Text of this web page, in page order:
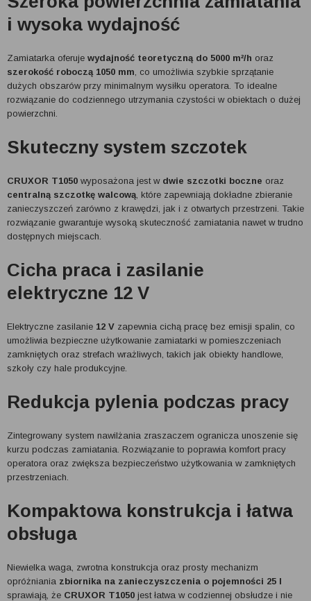
i wysoka wydajność
Zamiatarka oferuje wydajność teoretyczną do 5000 m²/h oraz
szerokość roboczą 1050 mm, co umożliwia szybkie sprzątanie
dużych obszarów przy minimalnym wysiłku operatora. To idealne
rozwiązanie do codziennego utrzymania czystości w obiektach o dużej
powierzchni.
Skuteczny system szczotek
CRUXOR T1050 wyposażona jest w dwie szczotki boczne oraz
centralną szczotkę walcową, które zapewniają dokładne zbieranie
zanieczyszczeń zarówno z krawędzi, jak i z otwartych przestrzeni. Takie
rozwiązanie gwarantuje wysoką skuteczność zamiatania nawet w trudno
dostępnych miejscach.
Cicha praca i zasilanie
elektryczne 12 V
Elektryczne zasilanie 12 V zapewnia cichą pracę bez emisji spalin, co
umożliwia bezpieczne użytkowanie zamiatarki w pomieszczeniach
zamkniętych oraz strefach wrażliwych, takich jak obiekty handlowe,
szkoły czy hale produkcyjne.
Redukcja pylenia podczas pracy
Zintegrowany system nawilżania zraszaczem ogranicza unoszenie się
kurzu podczas zamiatania. Rozwiązanie to poprawia komfort pracy
operatora oraz zwiększa bezpieczeństwo użytkowania w zamkniętych
przestrzeniach.
Kompaktowa konstrukcja i łatwa
obsługa
Niewielka waga, zwrotna konstrukcja oraz prosty mechanizm
opróżniania zbiornika na zanieczyszczenia o pojemności 25 l
sprawiają, że CRUXOR T1050 jest łatwa w codziennej obsłudze i nie